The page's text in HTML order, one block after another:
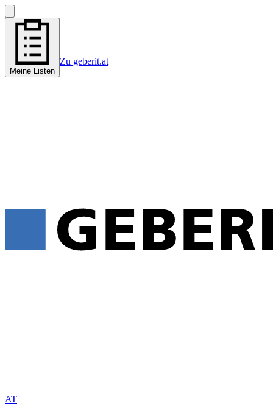
Meine Listen
Zu geberit.at
AT